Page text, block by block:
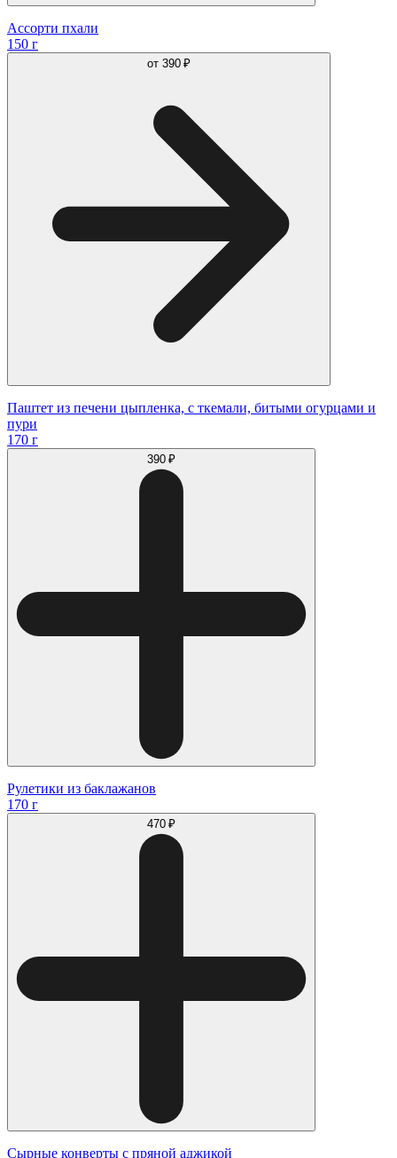
Ассорти пхали
150 г
от 390 ₽
Паштет из печени цыпленка, с ткемали, битыми огурцами и
пури
170 г
390 ₽
Рулетики из баклажанов
170 г
470 ₽
Сырные конверты с пряной аджикой